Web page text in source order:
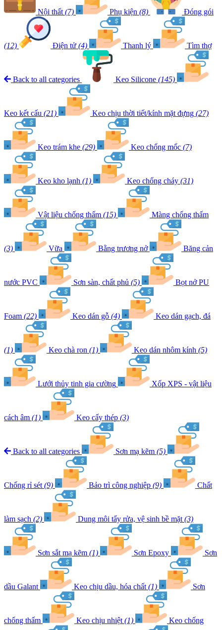
Nội thất (7) Phụ kiện (8) Đóng gói
(12) Điện tử (4) Thanh lý Tìm thợ
Back to all categories Keo Silicone (145)
Keo kết cấu (21) Keo chịu thời tiết/kính mặt đựng (27)
Keo trám khe (29) Keo chống mốc (7)
Keo kho lạnh (1) Keo chống cháy (31)
Vật liệu chống thấm (15) Màng chống thấm
(3) Vữa Bằng trương nở Băng cản
nước PVC Sơn sàn, chất phủ (5) Bọt nở PU
Foam (22) Keo dán gỗ (4) Keo dán gạch, đá
(1) Keo chà ron (1) Keo dán nhôm kính (5)
Lưới thủy tinh gia cường Xốp XPS - vật liệu
cách âm (1) Keo cấy thép (3)
Back to all categories Sơn mạ kẽm (5)
Chống rỉ sét (9) Bảo trì công nghiệp (9) Chất
làm sạch (2) Dung môi tẩy rửa, vệ sinh bề mặt (3)
Sơn sắt mạ kẽm (1) Sơn Epoxy Sơn
dầu Galant Keo chịu dầu, hóa chất (1) Sơn
chống thấm Keo chịu nhiệt (1) Keo chống